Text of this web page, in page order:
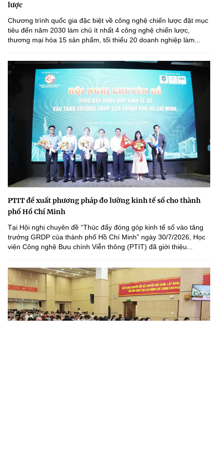
lược
Chương trình quốc gia đặc biệt về công nghệ chiến lược đặt mục
tiêu đến năm 2030 làm chủ ít nhất 4 công nghệ chiến lược,
thương mại hóa 15 sản phẩm, tối thiểu 20 doanh nghiệp làm...
PTIT đề xuất phương pháp đo lường kinh tế số cho thành
phố Hồ Chí Minh
Tại Hội nghị chuyên đề “Thúc đẩy đóng góp kinh tế số vào tăng
trưởng GRDP của thành phố Hồ Chí Minh” ngày 30/7/2026, Học
viện Công nghệ Bưu chính Viễn thông (PTIT) đã giới thiệu...